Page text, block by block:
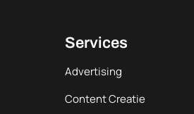
Services
Advertising
Content Creatie